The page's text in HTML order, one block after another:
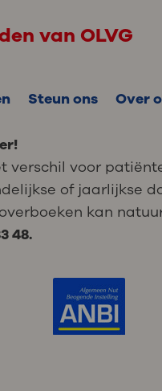
van OLVG
Steun ons Over
verschil voor
of jaarlijkse
kan
48.